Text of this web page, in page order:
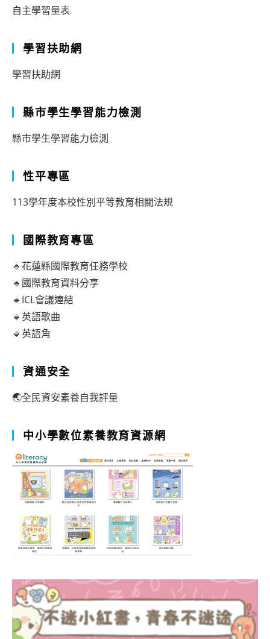
自主學習量表
學習扶助網
學習扶助網
縣市學生學習能力檢測
縣市學生學習能力檢測
性平專區
113學年度本校性別平等教育相關法規
國際教育專區
🔹花蓮縣國際教育任務學校
🔹國際教育資料分享
🔹ICL會議連結
🔹英語歌曲
🔹英語角
資通安全
🌏全民資安素養自我評量
中小學數位素養教育資源網